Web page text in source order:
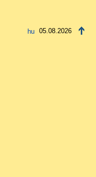
05.08.2026